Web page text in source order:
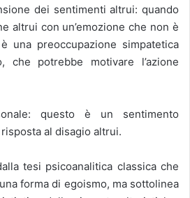
dei sentimenti altrui: quando
altrui con un’emozione che non è
una preoccupazione simpatetica
che potrebbe motivare l’azione
questo è un sentimento
al disagio altrui.
tesi psicoanalitica classica che
forma di egoismo, ma sottolinea